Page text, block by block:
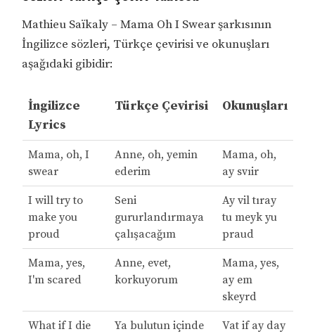
Mathieu Saïkaly – Mama Oh I Swear şarkısının
İngilizce sözleri, Türkçe çevirisi ve okunuşları
aşağıdaki gibidir:
İngilizce
Lyrics
Türkçe Çevirisi Okunuşları
Mama, oh, I
swear
Anne, oh, yemin
ederim
Mama, oh,
ay svıir
I will try to
make you
proud
Seni
gururlandırmaya
çalışacağım
Ay vil tıray
tu meyk yu
praud
Mama, yes,
I'm scared
Anne, evet,
korkuyorum
Mama, yes,
ay em
skeyrd
What if I die
Ya bulutun içinde
Vat if ay day